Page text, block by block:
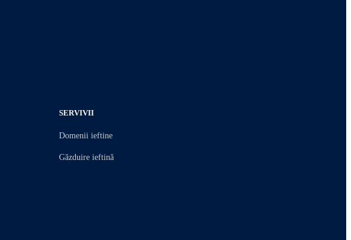
SERVIVII
Domenii ieftine
Găzduire ieftină